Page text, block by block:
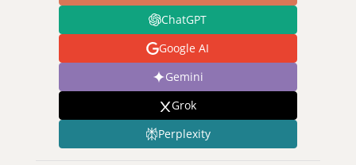
ChatGPT
Google AI
Gemini
Grok
Perplexity